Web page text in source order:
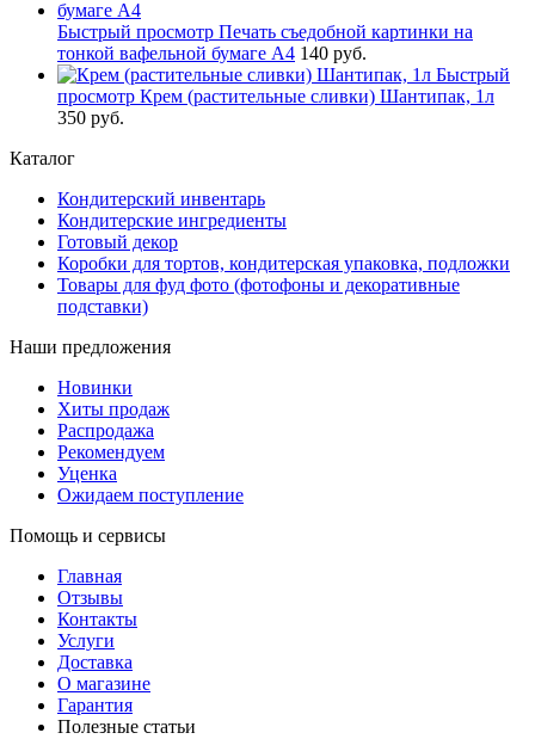
Быстрый просмотр Печать съедобной картинки на
тонкой вафельной бумаге А4 140 руб.
Быстрый
просмотр Крем (растительные сливки) Шантипак, 1л
350 руб.
Каталог
Кондитерский инвентарь
Кондитерские ингредиенты
Готовый декор
Коробки для тортов, кондитерская упаковка, подложки
Товары для фуд фото (фотофоны и декоративные
подставки)
Наши предложения
Новинки
Хиты продаж
Распродажа
Рекомендуем
Уценка
Ожидаем поступление
Помощь и сервисы
Главная
Отзывы
Контакты
Услуги
Доставка
О магазине
Гарантия
Полезные статьи